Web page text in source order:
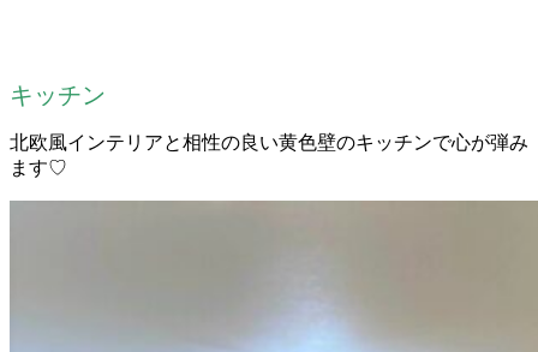
キッチン
北欧風インテリアと相性の良い黄色壁のキッチンで心が弾み
ます♡